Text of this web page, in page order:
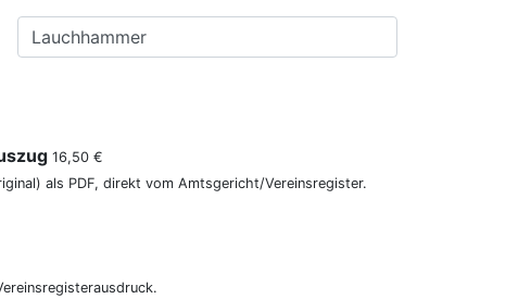
16,50 €
als PDF, direkt vom Amtsgericht/Vereinsregister.